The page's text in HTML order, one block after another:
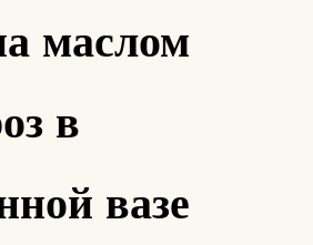
маслом
в
вазе